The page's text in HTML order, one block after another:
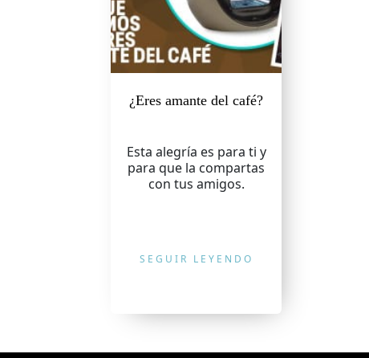
¿Eres amante del café?
Esta alegría es para ti y
para que la compartas
con tus amigos.
SEGUIR LEYENDO